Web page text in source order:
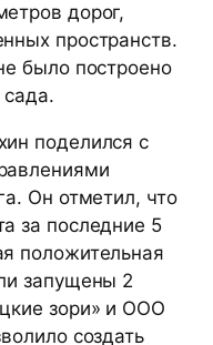
дорог,
пространств.
было построено
поделился с
Он отметил, что
за последние 5
положительная
запущены 2
зори» и ООО
создать